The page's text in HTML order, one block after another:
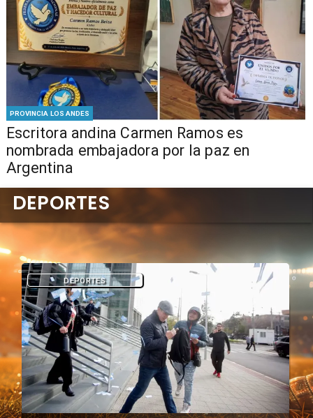
PROVINCIA LOS ANDES
Escritora andina Carmen Ramos es
nombrada embajadora por la paz en
Argentina
DEPORTES
DEPORTES